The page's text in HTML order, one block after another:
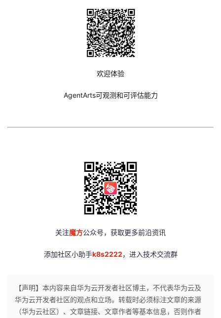
欢迎体验
AgentArts可观测和可评估能力
关注魔方公众号，获取更多前沿资讯
添加社区小助手k8s2222，进入技术交流群
【声明】本内容来自华为云开发者社区博主，不代表华为云及
华为云开发者社区的观点和立场。转载时必须标注文章的来源
（华为云社区）、文章链接、文章作者等基本信息，否则作者